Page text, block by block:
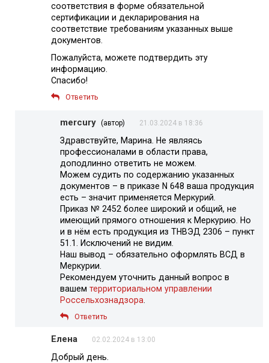
соответствия в форме обязательной
сертификации и декларирования на
соответствие требованиям указанных выше
документов.
Пожалуйста, можете подтвердить эту
информацию.
Спасибо!
Ответить
mercury (автор) 21.03.2024 в 18:36
Здравствуйте, Марина. Не являясь
профессионалами в области права,
доподлинно ответить не можем.
Можем судить по содержанию указанных
документов – в приказе N 648 ваша продукция
есть – значит применяется Меркурий.
Приказ № 2452 более широкий и общий, не
имеющий прямого отношения к Меркурию. Но
и в нём есть продукция из ТНВЭД 2306 – пункт
51.1. Исключений не видим.
Наш вывод – обязательно оформлять ВСД в
Меркурии.
Рекомендуем уточнить данный вопрос в
вашем территориальном управлении
Россельхознадзора
Ответить
Елена 02.02.2024 в 13:00
Добрый день.